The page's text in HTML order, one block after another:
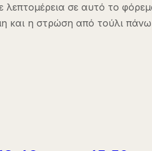
σε αυτό το
και η στρώση από τούλι